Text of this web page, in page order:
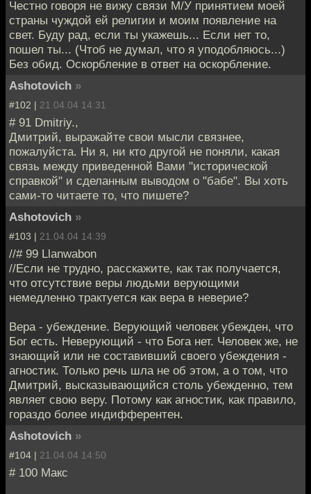
Честно говоря не вижу связи М/У принятием моей
страны чуждой ей религии и моим появление на
свет. Буду рад, если ты укажешь... Если нет то,
пошел ты... (Чтоб не думал, что я уподобляюсь...)
Без обид. Оскорбление в ответ на оскорбление.
Ashotovich »
#102 | 21.04.04 14:31
# 91 Dmitriy.,
Дмитрий, выражайте свои мысли связнее,
пожалуйста. Ни я, ни кто другой не поняли, какая
связь между приведенной Вами "исторической
справкой" и сделанным выводом о "бабе". Вы хоть
сами-то читаете то, что пишете?
Ashotovich »
#103 | 21.04.04 14:39
//# 99 Llanwabon
//Если не трудно, расскажите, как так получается,
что отсутствие веры людьми верующими
немедленно трактуется как вера в неверие?
Вера - убеждение. Верующий человек убежден, что
Бог есть. Неверующий - что Бога нет. Человек же, не
знающий или не составивший своего убеждения -
агностик. Только речь шла не об этом, а о том, что
Дмитрий, высказывающийся столь убежденно, тем
являет свою веру. Потому как агностик, как правило,
гораздо более индифферентен.
Ashotovich »
#104 | 21.04.04 14:50
# 100 Макс